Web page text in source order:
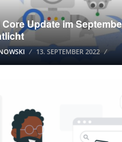
Update im
13. SEPTEMBER 2022